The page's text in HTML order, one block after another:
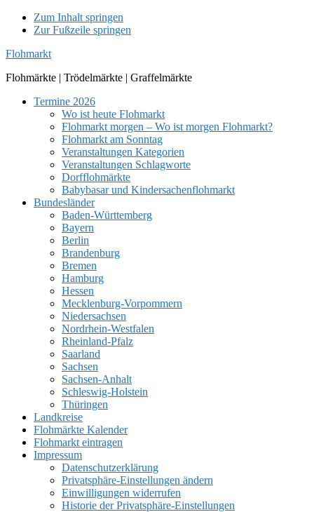
Zum Inhalt springen
Zur Fußzeile springen
Flohmarkt
Flohmärkte | Trödelmärkte | Graffelmärkte
Termine 2026
Wo ist heute Flohmarkt
Flohmarkt morgen – Wo ist morgen Flohmarkt?
Flohmarkt am Sonntag
Veranstaltungen Kategorien
Veranstaltungen Schlagworte
Dorfflohmärkte
Babybasar und Kindersachenflohmarkt
Bundesländer
Baden-Württemberg
Bayern
Berlin
Brandenburg
Bremen
Hamburg
Hessen
Mecklenburg-Vorpommern
Niedersachsen
Nordrhein-Westfalen
Rheinland-Pfalz
Saarland
Sachsen
Sachsen-Anhalt
Schleswig-Holstein
Thüringen
Landkreise
Flohmärkte Kalender
Flohmarkt eintragen
Impressum
Datenschutzerklärung
Privatsphäre-Einstellungen ändern
Einwilligungen widerrufen
Historie der Privatsphäre-Einstellungen